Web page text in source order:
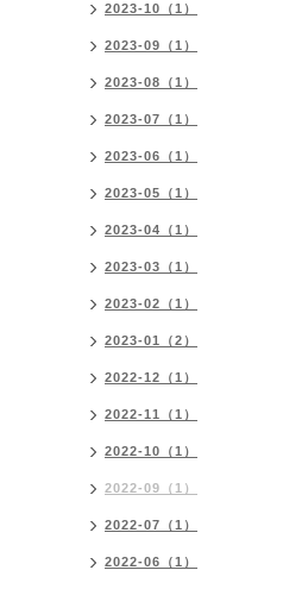
2023-10（1）
2023-09（1）
2023-08（1）
2023-07（1）
2023-06（1）
2023-05（1）
2023-04（1）
2023-03（1）
2023-02（1）
2023-01（2）
2022-12（1）
2022-11（1）
2022-10（1）
2022-09（1）
2022-07（1）
2022-06（1）